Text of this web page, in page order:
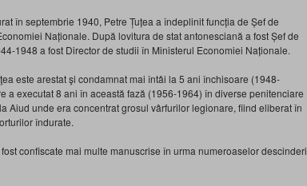
în septembrie 1940, Petre Țuțea a îndeplinit funcția de Șef de
Naționale. După lovitura de stat antonesciană a fost Șef de
1948 a fost Director de studii în Ministerul Economiei Naționale.
este arestat şi condamnat mai întâi la 5 ani închisoare (1948-
a executat 8 ani în această fază (1956-1964) în diverse penitenciare
Aiud unde era concentrat grosul vârfurilor legionare, fiind eliberat în
îndurate.
confiscate mai multe manuscrise în urma numeroaselor descinderi